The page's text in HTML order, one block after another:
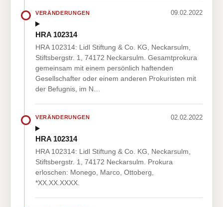
VERÄNDERUNGEN 09.02.2022
HRA 102314
HRA 102314: Lidl Stiftung & Co. KG, Neckarsulm,
Stiftsbergstr. 1, 74172 Neckarsulm. Gesamtprokura
gemeinsam mit einem persönlich haftenden
Gesellschafter oder einem anderen Prokuristen mit
der Befugnis, im N…
VERÄNDERUNGEN 02.02.2022
HRA 102314
HRA 102314: Lidl Stiftung & Co. KG, Neckarsulm,
Stiftsbergstr. 1, 74172 Neckarsulm. Prokura
erloschen: Monego, Marco, Ottoberg,
*XX.XX.XXXX.